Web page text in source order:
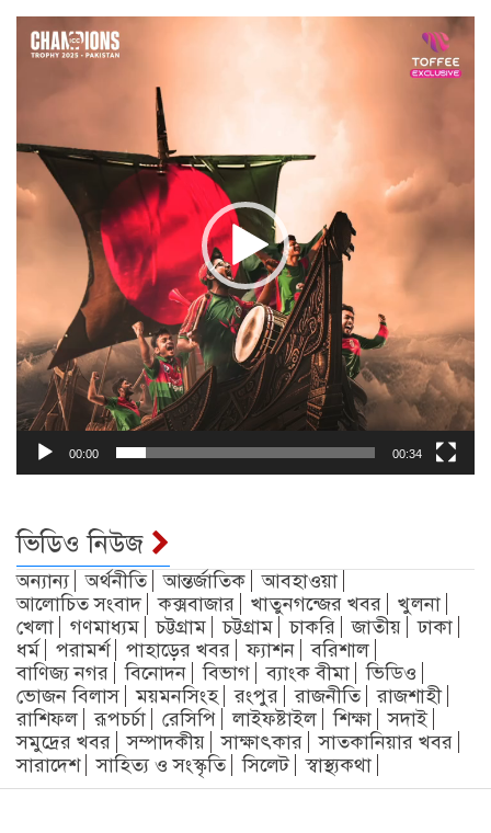
Video
Player
00:00 00:34
ভিডিও নিউজ
অন্যান্য অর্থনীতি আন্তর্জাতিক
আবহাওয়া
আলোচিত সংবাদ
কক্সবাজার খাতুনগন্জের খবর
খুলনা
খেলা
গণমাধ্যম চট্টগ্রাম চট্টগ্রাম চাকরি জাতীয়
ঢাকা
ধর্ম
পরামর্শ পাহাড়ের খবর ফ্যাশন
বরিশাল
বাণিজ্য নগর
বিনোদন বিভাগ ব্যাংক বীমা
ভিডিও
ভোজন বিলাস
ময়মনসিংহ রংপুর রাজনীতি
রাজশাহী
রাশিফল
রূপচর্চা রেসিপি লাইফষ্টাইল শিক্ষা
সদাই
সমুদ্রের খবর
সম্পাদকীয় সাক্ষাৎকার
সাতকানিয়ার খবর
সারাদেশ
সাহিত্য ও সংস্কৃতি সিলেট স্বাস্থ্যকথা